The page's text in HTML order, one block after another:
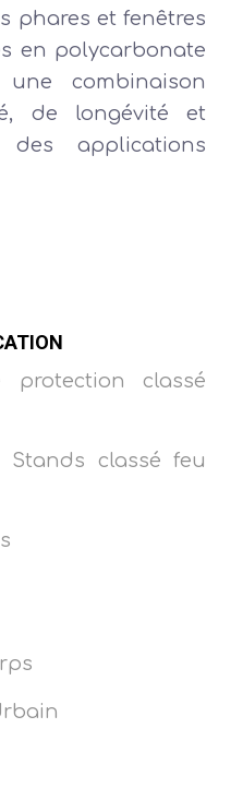
phares et fenêtres
en polycarbonate
combinaison
de longévité et
des applications
protection classé
Stands classé feu